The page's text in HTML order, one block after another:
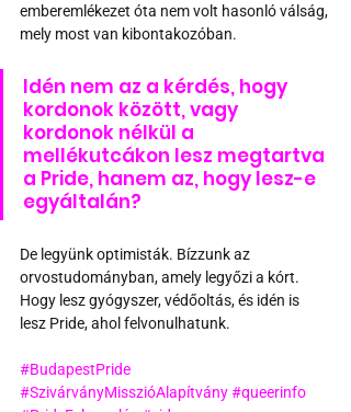
emberemlékezet óta nem volt hasonló válság,
mely most van kibontakozóban.
Idén nem az a kérdés, hogy
kordonok között, vagy
kordonok nélkül a
mellékutcákon lesz megtartva
a Pride, hanem az, hogy lesz-e
egyáltalán?
De legyünk optimisták. Bízzunk az
orvostudományban, amely legyőzi a kórt.
Hogy lesz gyógyszer, védőoltás, és idén is
lesz Pride, ahol felvonulhatunk.
#BudapestPride
#SzivárványMisszióAlapítvány#queerinfo